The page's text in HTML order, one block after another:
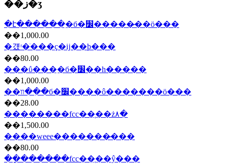
��ز�ʒ
�է������ִ�б�׼�����̷��ö���
��1,000.00
�걨ʳ�ֺ���ҫ�ĳ��ϸ���
��80.00
���ΰ���ִ�б�׼��һ�����
��1,000.00
��װ��ִ�б�׼����ô�������ö���
��28.00
��������fcc��֤��ż۸�
��1,500.00
����weee�������̷���
��80.00
��ָ������fcc��֤��ŷ���